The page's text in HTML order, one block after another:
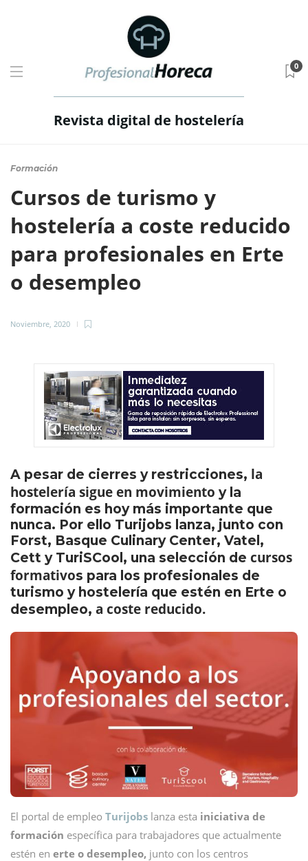
Revista digital de hostelería
0
Formación
Cursos de turismo y
hostelería a coste reducido
para profesionales en Erte
o desempleo
Noviembre, 2020
A pesar de cierres y restricciones, la
hostelería sigue en movimiento y la
formación es hoy más importante que
nunca. Por ello Turijobs lanza, junto con
Forst, Basque Culinary Center, Vatel,
Cett y TuriSCool, una selección de cursos
formativos para los profesionales de
turismo y hostelería que estén en Erte o
desempleo, a coste reducido.
El portal de empleo Turijobs lanza esta iniciativa de
formación específica para trabajadores que actualmente
estén en erte o desempleo, junto con los centros